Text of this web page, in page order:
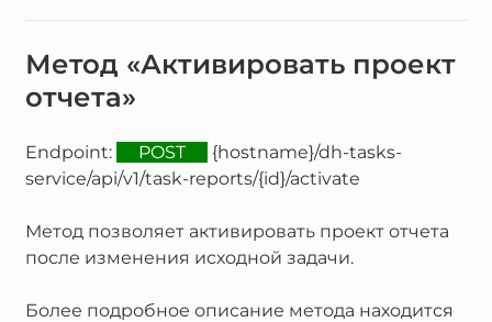
Метод «Активировать проект
отчета»
Endpoint: POST
{hostname}/dh-tasks-
service/api/v1/task-reports/{id}/activate
Метод позволяет активировать проект отчета
после изменения исходной задачи.
Более подробное описание метода находится